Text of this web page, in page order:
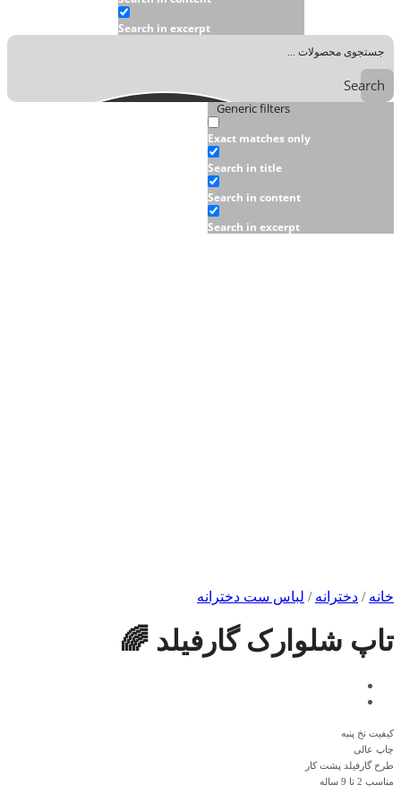
Search in excerpt
Search
Generic filters
Exact matches only
Search in title
Search in content
Search in excerpt
خانه / دخترانه / لباس ست دخترانه
تاپ شلوارک گارفیلد 🌈
کیفیت نخ پنبه
چاپ عالی
طرح گارفیلد پشت کار
مناسب 2 تا 9 ساله